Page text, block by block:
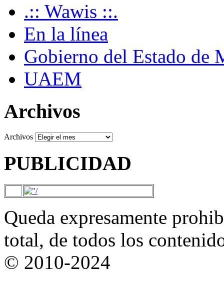
.:: Wawis ::.
En la línea
Gobierno del Estado de
UAEM
Archivos
Archivos
PUBLICIDAD
Queda expresamente
total, de todos los
© 2010-2024